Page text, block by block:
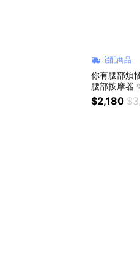
宅配商品
你有腰部煩
腰部按摩器
✨六顆能量
$2,180